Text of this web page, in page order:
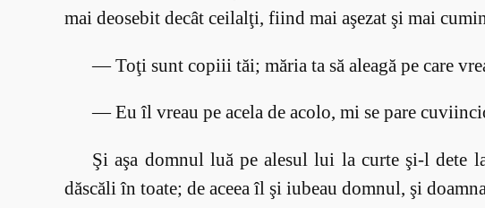
mai deosebit decât ceilalţi, fiind mai aşezat şi mai
— Toţi sunt copiii tăi; măria ta să aleagă pe care
— Eu îl vreau pe acela de acolo, mi se pare
Şi aşa domnul luă pe alesul lui la curte şi-l dete
dăscăli în toate; de aceea îl şi iubeau domnul, şi